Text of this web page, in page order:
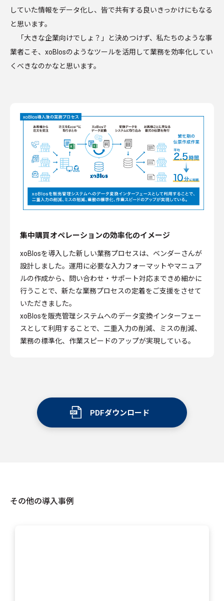
していた情報をデータ化し、皆で共有する良いきっかけにもなる
と思います。
「大きな企業向けでしょ？」と決めつけず、私たちのような事
業者こそ、xoBlosのようなツールを活用して業務を効率化してい
くべきなのかなと思います。
集中購買オペレーションの効率化のイメージ
xoBlosを導入した新しい業務プロセスは、ベンダーさんが
設計しました。運用に必要な入力フォーマットやマニュア
ルの作成から、問い合わせ・サポート対応まできめ細かに
行うことで、新たな業務プロセスの定着をご支援をさせて
いただきました。
xoBlosを販売管理システムへのデータ変換インターフェー
スとして利用することで、二重入力の削減、ミスの削減、
業務の標準化、作業スピードのアップが実現している。
PDFダウンロード
その他の導入事例